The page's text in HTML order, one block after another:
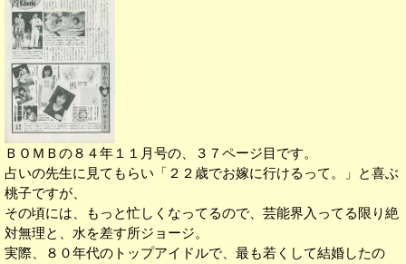
ＢＯＭＢの８４年１１月号の、３７ページ目です。
占いの先生に見てもらい「２２歳でお嫁に行けるって。」と喜ぶ
桃子ですが、
その頃には、もっと忙しくなってるので、芸能界入ってる限り絶
対無理と、水を差す所ジョージ。
実際、８０年代のトップアイドルで、最も若くして結婚したの